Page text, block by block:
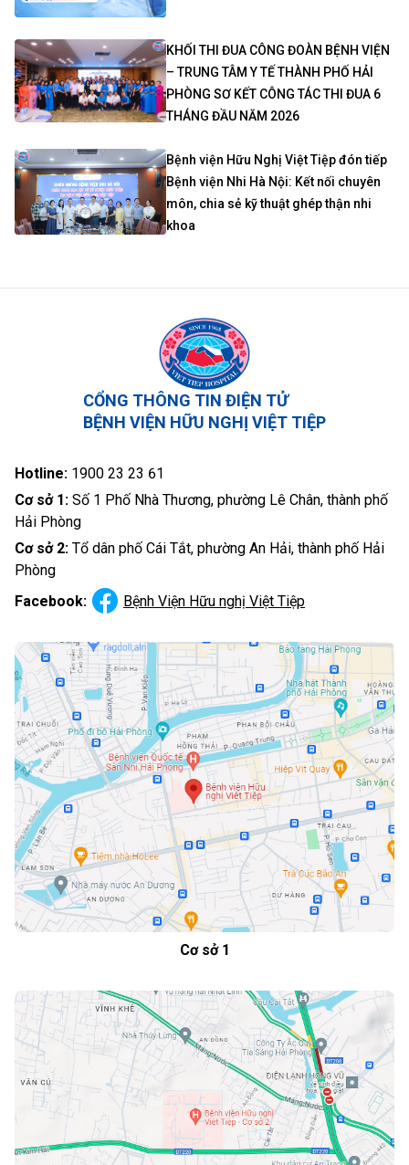
KHỐI THI ĐUA CÔNG ĐOÀN BỆNH VIỆN
– TRUNG TÂM Y TẾ THÀNH PHỐ HẢI
PHÒNG SƠ KẾT CÔNG TÁC THI ĐUA 6
THÁNG ĐẦU NĂM 2026
Bệnh viện Hữu Nghị Việt Tiệp đón tiếp
Bệnh viện Nhi Hà Nội: Kết nối chuyên
môn, chia sẻ kỹ thuật ghép thận nhi
khoa
CỔNG THÔNG TIN ĐIỆN TỬ
BỆNH VIỆN HỮU NGHỊ VIỆT TIỆP
Hotline: 1900 23 23 61
Cơ sở 1: Số 1 Phố Nhà Thương, phường Lê Chân, thành phố
Hải Phòng
Cơ sở 2: Tổ dân phố Cái Tắt, phường An Hải, thành phố Hải
Phòng
Facebook:
Bệnh Viện Hữu nghị Việt Tiệp
Cơ sở 1